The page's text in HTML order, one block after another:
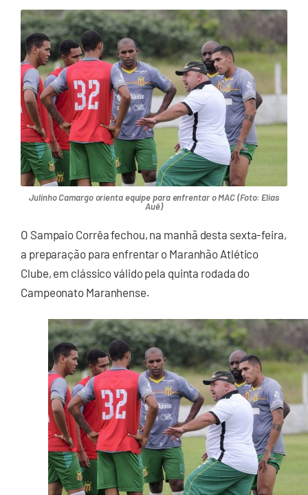
Julinho Camargo orienta equipe para enfrentar o MAC (Foto: Elias
Auê)
O Sampaio Corrêa fechou, na manhã desta sexta-feira,
a preparação para enfrentar o Maranhão Atlético
Clube, em clássico válido pela quinta rodada do
Campeonato Maranhense.